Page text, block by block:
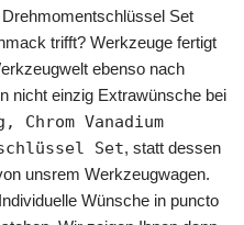
Set
trifft? Werkzeuge fertigt
ebenso nach
nicht einzig Extrawünsche bei
Chrom Vanadium
Set, statt dessen
unsrem Werkzeugwagen.
Wünsche in puncto